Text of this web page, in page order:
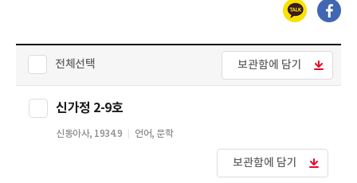
카카오톡 페이스북
전체선택 보관함에 담기
신가정 2-9호
신동아사, 1934.9 언어, 문학
보관함에 담기